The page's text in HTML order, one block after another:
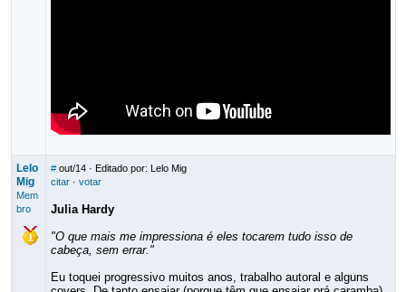
Lelo
Mig
Mem
bro
# out/14· Editado por: Lelo Mig
citar· votar
Julia Hardy
"O que mais me impressiona é eles tocarem tudo isso de
cabeça, sem errar."
Eu toquei progressivo muitos anos, trabalho autoral e alguns